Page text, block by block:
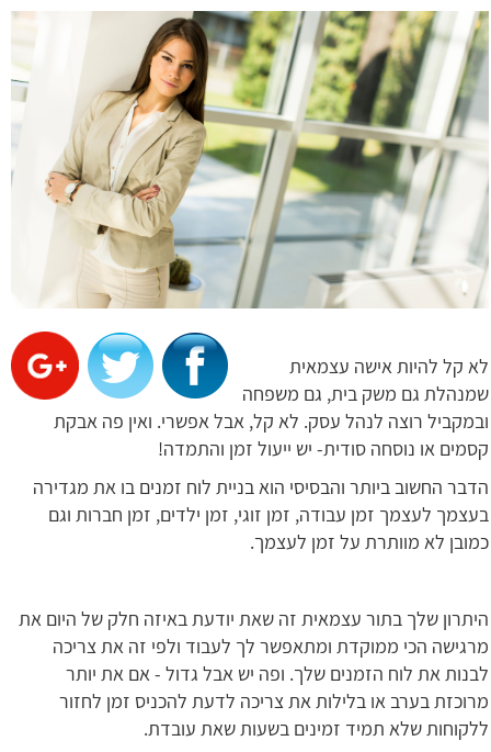
לא קל להיות אישה עצמאית
שמנהלת גם משק בית, גם משפחה
ובמקביל רוצה לנהל עסק. לא קל, אבל אפשרי. ואין פה אבקת
קסמים או נוסחה סודית- יש ייעול זמן והתמדה!
הדבר החשוב ביותר והבסיסי הוא בניית לוח זמנים בו את מגדירה
בעצמך לעצמך זמן עבודה, זמן זוגי, זמן ילדים, זמן חברות וגם
כמובן לא מוותרת על זמן לעצמך.
היתרון שלך בתור עצמאית זה שאת יודעת באיזה חלק של היום את
מרגישה הכי ממוקדת ומתאפשר לך לעבוד ולפי זה את צריכה
לבנות את לוח הזמנים שלך. ופה יש אבל גדול - אם את יותר
מרוכזת בערב או בלילות את צריכה לדעת להכניס זמן לחזור
ללקוחות שלא תמיד זמינים בשעות שאת עובדת.